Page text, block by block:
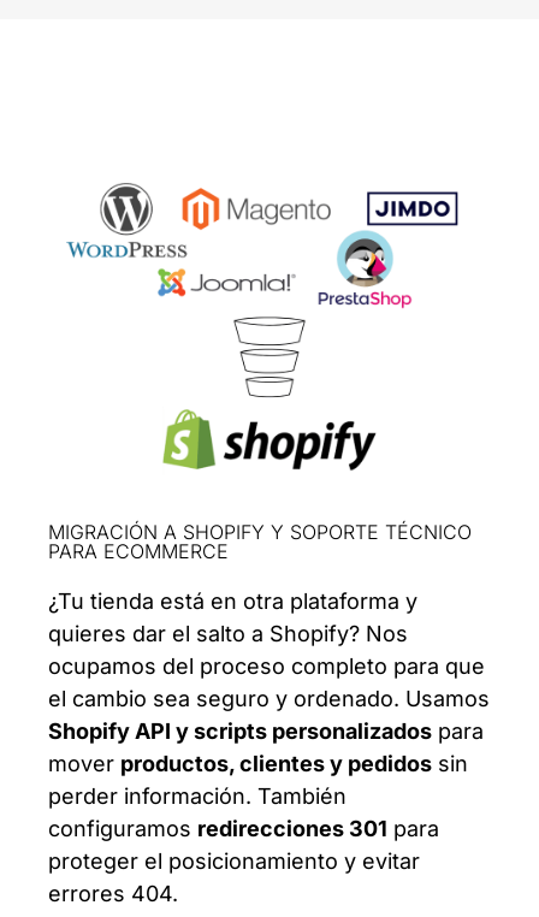
MIGRACIÓN A SHOPIFY Y SOPORTE TÉCNICO
PARA ECOMMERCE
¿Tu tienda está en otra plataforma y
quieres dar el salto a Shopify? Nos
ocupamos del proceso completo para que
el cambio sea seguro y ordenado. Usamos
Shopify API y scripts personalizados para
mover productos, clientes y pedidos sin
perder información. También
configuramos redirecciones 301 para
proteger el posicionamiento y evitar
errores 404.